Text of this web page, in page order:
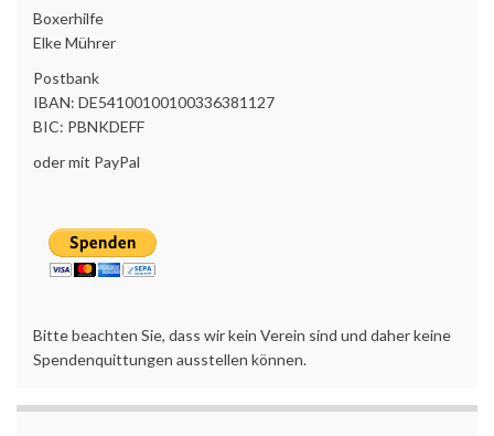
Boxerhilfe
Elke Mührer
Postbank
IBAN: DE54100100100336381127
BIC: PBNKDEFF
oder mit PayPal
Bitte beachten Sie, dass wir kein Verein sind und daher keine
Spendenquittungen ausstellen können.